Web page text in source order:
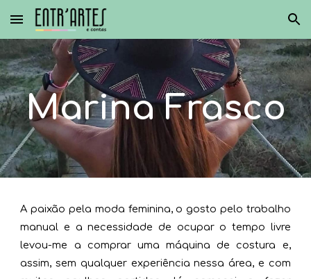
Skip to main content Skip to navigation
Marina Frasco
A paixão pela moda feminina, o gosto pelo trabalho
manual e a necessidade de ocupar o tempo livre
levou-me a comprar uma máquina de costura e,
assim, sem qualquer experiência nessa área, e com